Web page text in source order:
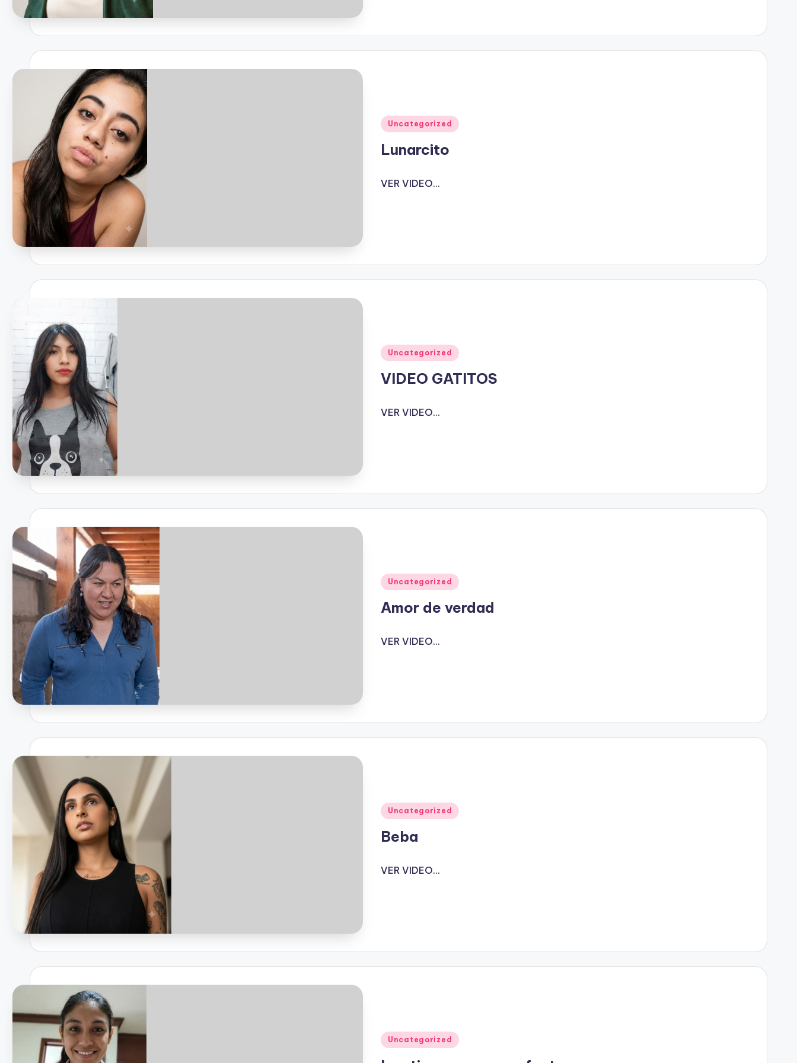
Publicado
Uncategorized
Lunarcito
VER VIDEO...
Publicado
Uncategorized
VIDEO GATITOS
VER VIDEO...
Publicado
Uncategorized
Amor de verdad
VER VIDEO...
Publicado
Uncategorized
Beba
VER VIDEO...
Publicado
Uncategorized